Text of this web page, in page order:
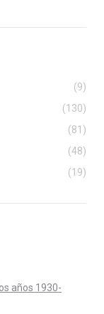
(9)
(130)
(81)
(48)
(19)
años 1930-